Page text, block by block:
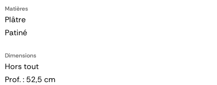
Matières
Plâtre
Patiné
Dimensions
Hors tout
Prof. : 52,5 cm